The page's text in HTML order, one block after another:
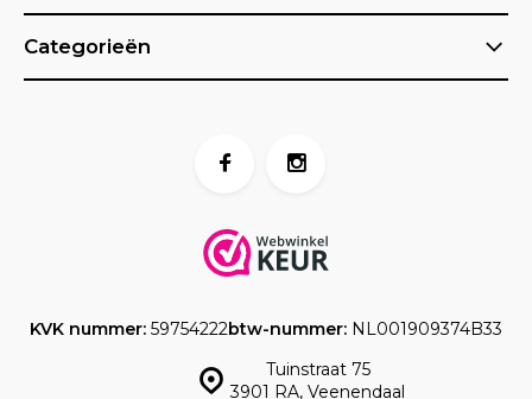
Categorieën
Tuinstraat 75
3901 RA, Veenendaal
KVK nummer: 59754222btw-nummer: NL001909374B33